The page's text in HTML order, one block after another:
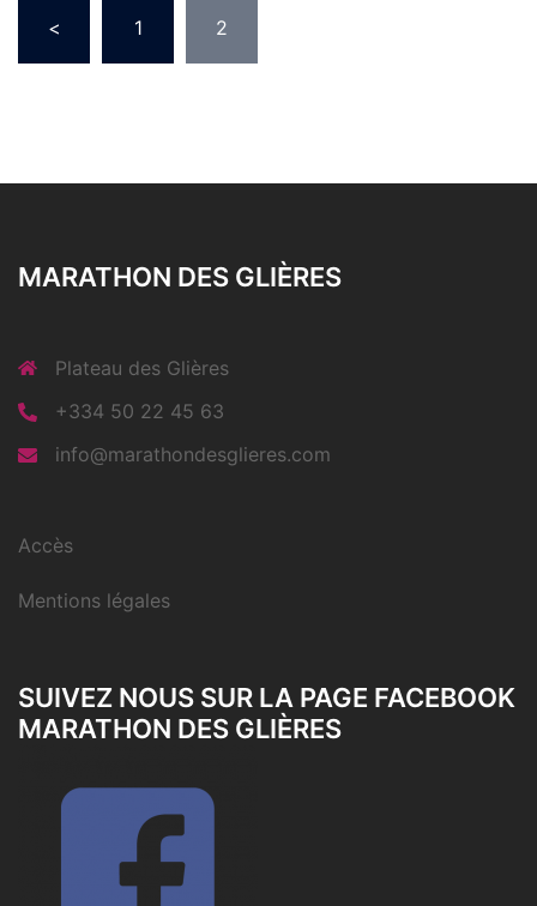
Pagination
< 1 2
MARATHON DES GLIÈRES
Plateau des Glières
+334 50 22 45 63
info@marathondesglieres.com
Accès
Mentions légales
SUIVEZ NOUS SUR LA PAGE FACEBOOK
MARATHON DES GLIÈRES